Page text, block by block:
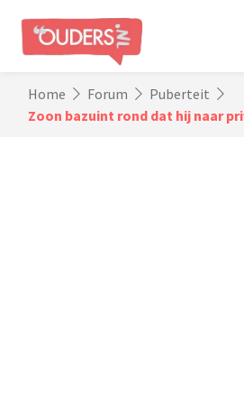
Home Forum
Puberteit
Zoon bazuint rond dat hij naar